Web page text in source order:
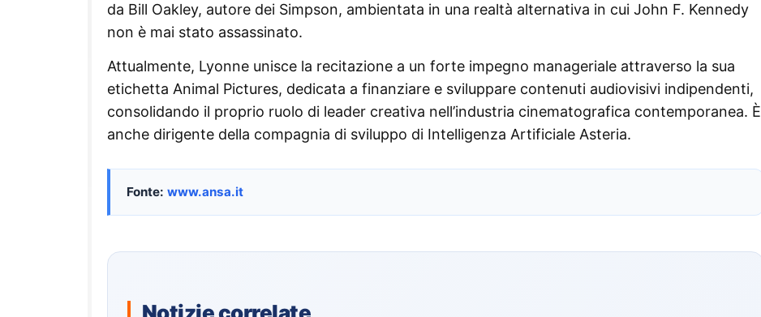
da Bill Oakley, autore dei Simpson, ambientata in una realtà alternativa in cui John F. Kennedy
non è mai stato assassinato.
Attualmente, Lyonne unisce la recitazione a un forte impegno manageriale attraverso la sua
etichetta Animal Pictures, dedicata a finanziare e sviluppare contenuti audiovisivi indipendenti,
consolidando il proprio ruolo di leader creativa nell’industria cinematografica contemporanea. È
anche dirigente della compagnia di sviluppo di Intelligenza Artificiale Asteria.
Fonte: www.ansa.it